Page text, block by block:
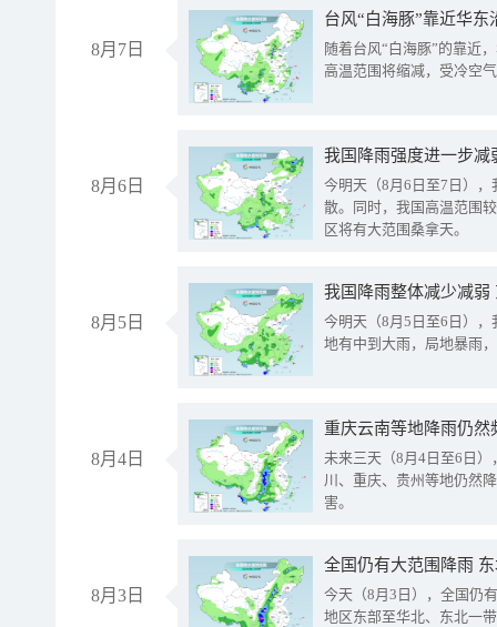
8月7日
台风“白海豚”靠近华
随着台风“白海豚”的靠近
高温范围将缩减，受冷空
8月6日
今明天（8月6日至7日）
散。同时，我国高温范围
区将有大范围桑拿天。
8月5日
我国降雨整体减少减弱
今明天（8月5日至6日）
地有中到大雨，局地暴雨
8月4日
重庆云南等地降雨仍然
未来三天（8月4日至6日
川、重庆、贵州等地仍然
害。
8月3日
全国仍有大范围降雨
今天（8月3日），全国仍
地区东部至华北、东北一